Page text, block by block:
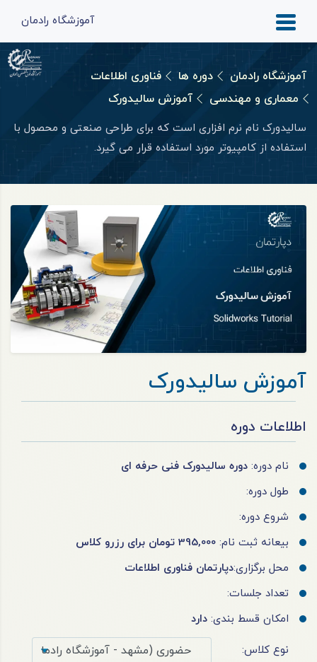
آموزشگاه رادمان
آموزشگاه رادمان دوره ها
فناوری اطلاعات
معماری و مهندسی
آموزش سالیدورک
سالیدورک نام نرم‌ افزاری است که برای طراحی صنعتی و محصول با
استفاده از کامپیوتر مورد استفاده قرار می‌ گیرد.
آموزش سالیدورک
اطلاعات دوره
نام دوره: دوره سالیدورک فنی حرفه ای
طول دوره:
شروع دوره:
بیعانه ثبت نام: 395,000 تومان برای رزرو کلاس
محل برگزاری:دپارتمان فناوری اطلاعات
تعداد جلسات:
امکان قسط بندی: دارد
نوع کلاس: